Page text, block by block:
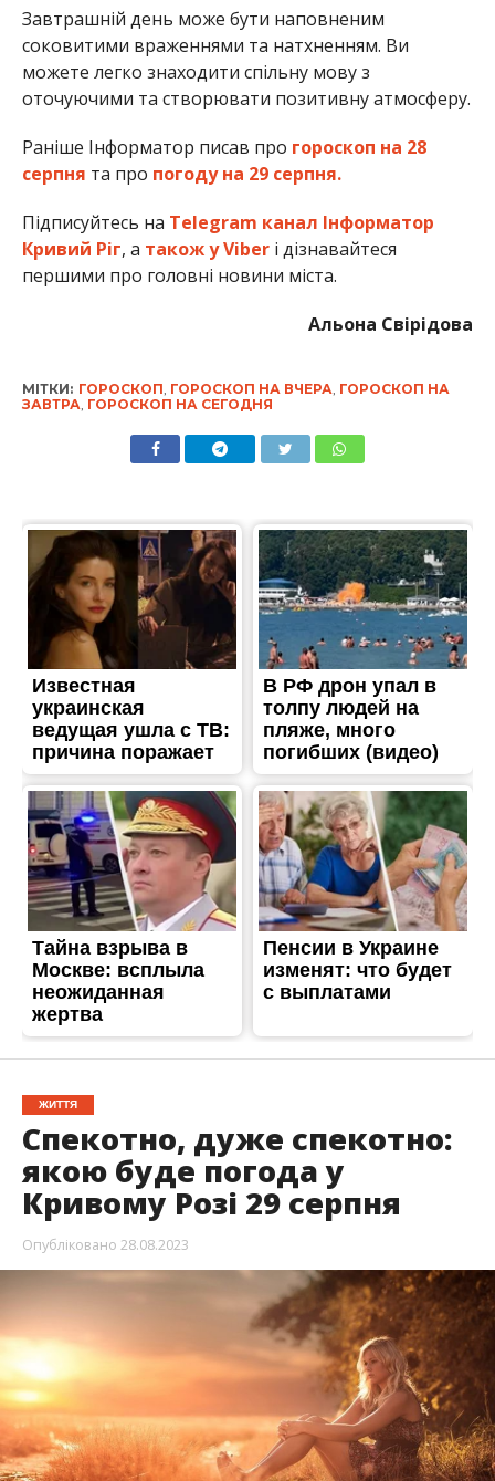
Завтрашній день може бути наповненим
соковитими враженнями та натхненням. Ви
можете легко знаходити спільну мову з
оточуючими та створювати позитивну атмосферу.
Раніше Інформатор писав про гороскоп на 28
серпня та про погоду на 29 серпня.
Підписуйтесь на Telegram канал Інформатор
Кривий Ріг, а також у Viberі дізнавайтеся
першими про головні новини міста.
Альона Свірідова
МІТКИ: ГОРОСКОП ГОРОСКОП НА ВЧЕРА ГОРОСКОП НА
ЗАВТРА ГОРОСКОП НА СЕГОДНЯ
ЖИТТЯ
Спекотно, дуже спекотно:
якою буде погода у
Кривому Розі 29 серпня
Опубліковано 28.08.2023